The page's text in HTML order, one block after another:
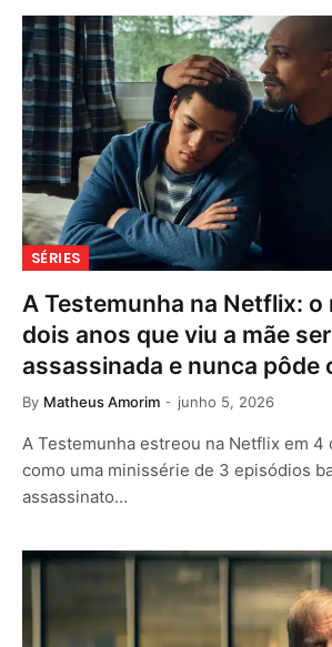
SÉRIES
A Testemunha na Netflix: o
dois anos que viu a mãe ser
assassinada e nunca pôde
By Matheus Amorim junho 5, 2026
A Testemunha estreou na Netflix em 4
como uma minissérie de 3 episódios
assassinato…